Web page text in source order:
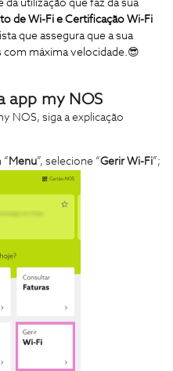
utilização que faz da sua
de Wi-Fi e Certificação Wi-Fi
que assegura que a sua
máxima velocidade. 😎
app my NOS
NOS, siga a explicação
“ Menu”, selecione “Gerir Wi-Fi”;